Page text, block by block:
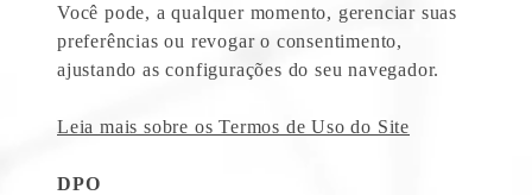
Você pode, a qualquer momento, gerenciar suas
preferências ou revogar o consentimento,
ajustando as configurações do seu navegador.
Leia mais sobre os Termos de Uso do Site
DPO